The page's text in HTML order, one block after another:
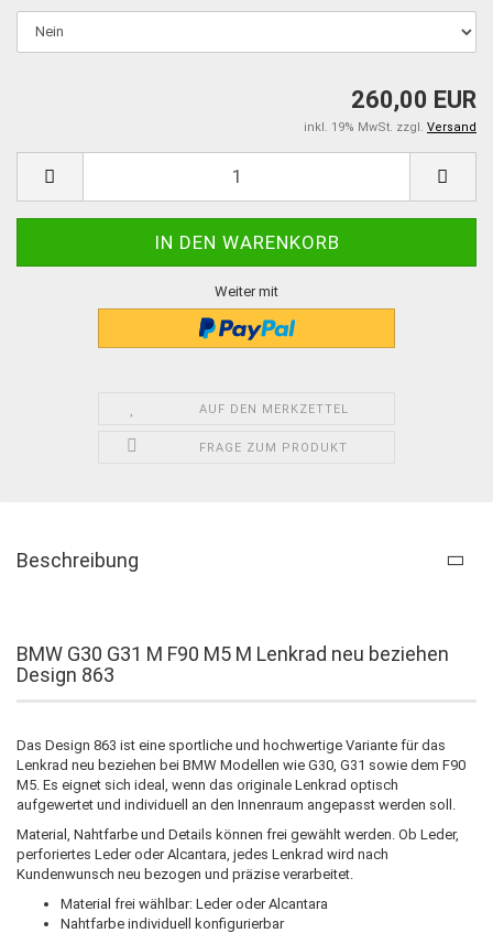
260,00 EUR
inkl. 19% MwSt. zzgl. Versand
Weiter mit
AUF DEN MERKZETTEL
FRAGE ZUM PRODUKT
Beschreibung
BMW G30 G31 M F90 M5 M Lenkrad neu beziehen
Design 863
Das Design 863 ist eine sportliche und hochwertige Variante für das
Lenkrad neu beziehen bei BMW Modellen wie G30, G31 sowie dem F90
M5. Es eignet sich ideal, wenn das originale Lenkrad optisch
aufgewertet und individuell an den Innenraum angepasst werden soll.
Material, Nahtfarbe und Details können frei gewählt werden. Ob Leder,
perforiertes Leder oder Alcantara, jedes Lenkrad wird nach
Kundenwunsch neu bezogen und präzise verarbeitet.
Material frei wählbar: Leder oder Alcantara
Nahtfarbe individuell konfigurierbar